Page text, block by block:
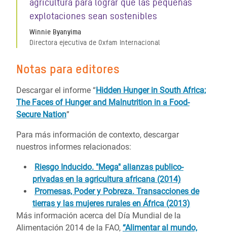
agricultura para lograr que las pequeñas
explotaciones sean sostenibles
Winnie Byanyima
Directora ejecutiva de Oxfam Internacional
Notas para editores
Descargar el informe “Hidden Hunger in South Africa;
The Faces of Hunger and Malnutrition in a Food-
Secure Nation”
Para más información de contexto, descargar
nuestros informes relacionados:
Riesgo Inducido. "Mega" alianzas publico-
privadas en la agricultura africana (2014)
Promesas, Poder y Pobreza. Transacciones de
tierras y las mujeres rurales en África (2013)
Más información acerca del Día Mundial de la
Alimentación 2014 de la FAO, “Alimentar al mundo,